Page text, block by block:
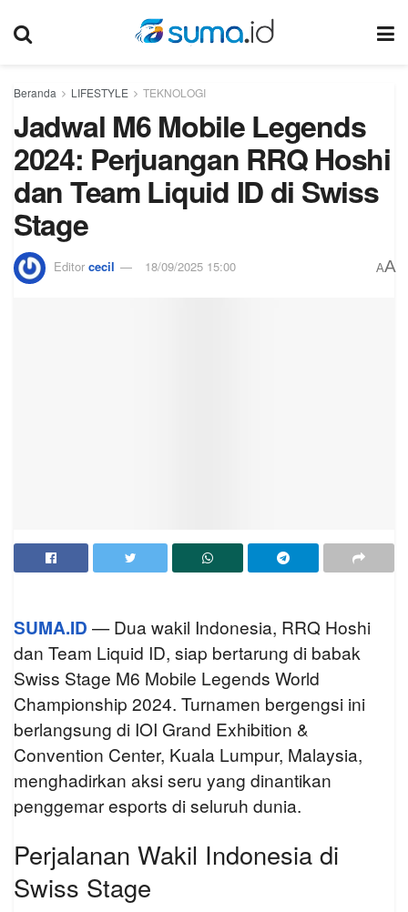
Beranda LIFESTYLE TEKNOLOGI
Jadwal M6 Mobile Legends
2024: Perjuangan RRQ Hoshi
dan Team Liquid ID di Swiss
Stage
Editor cecil 18/09/2025 15:00 AA
SUMA.ID — Dua wakil Indonesia, RRQ Hoshi
dan Team Liquid ID, siap bertarung di babak
Swiss Stage M6 Mobile Legends World
Championship 2024. Turnamen bergengsi ini
berlangsung di IOI Grand Exhibition &
Convention Center, Kuala Lumpur, Malaysia,
menghadirkan aksi seru yang dinantikan
penggemar esports di seluruh dunia.
Perjalanan Wakil Indonesia di
Swiss Stage